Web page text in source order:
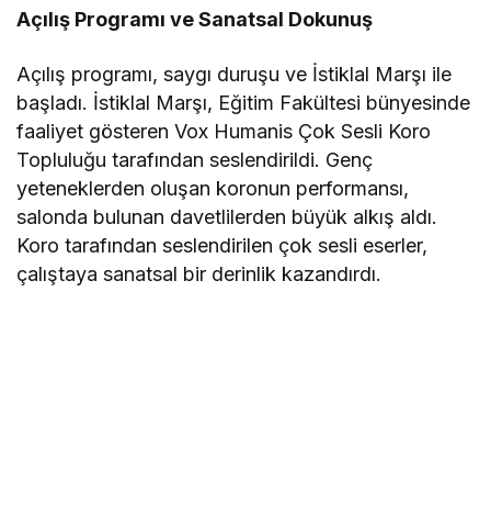
Açılış Programı ve Sanatsal Dokunuş
Açılış programı, saygı duruşu ve İstiklal Marşı ile
başladı. İstiklal Marşı, Eğitim Fakültesi bünyesinde
faaliyet gösteren Vox Humanis Çok Sesli Koro
Topluluğu tarafından seslendirildi. Genç
yeteneklerden oluşan koronun performansı,
salonda bulunan davetlilerden büyük alkış aldı.
Koro tarafından seslendirilen çok sesli eserler,
çalıştaya sanatsal bir derinlik kazandırdı.